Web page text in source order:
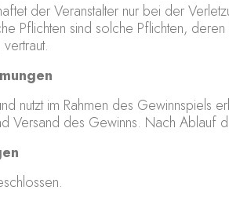
der Veranstalter nur bei der
Pflichten sind solche Pflichten,
nutzt im Rahmen des
Versand des Gewinns. Nach Ablauf